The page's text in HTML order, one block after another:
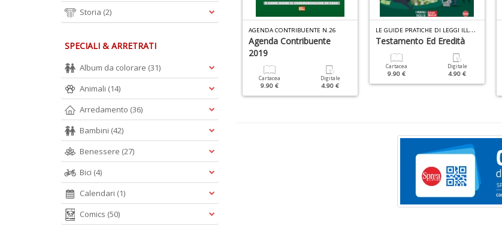
4.90 €
AGENDA CONTRIBUENTE N.26
Agenda Contribuente
2019
Cartacea
9.90 €
Digitale
4.90 €
L
E GUIDE PRATICHE DI LEGGI ILLUSTRATE N.7
Testamento Ed Eredità
Cartacea
9.90 €
Digitale
4.90 €
Storia (2)
SPECIALI & ARRETRATI
Album da colorare (31)
Animali (14)
Arredamento (36)
Bambini (42)
Benessere (27)
Bici (4)
Calendari (1)
Comics (50)